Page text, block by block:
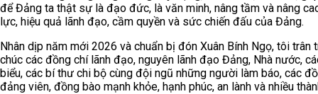
để Đảng ta thật sự là đạo đức, là văn minh, nâng tầm và nâng
lực, hiệu quả lãnh đạo, cầm quyền và sức chiến đấu của Đảng.
Nhân dịp năm mới 2026 và chuẩn bị đón Xuân Bính Ngọ, tôi trân
chúc các đồng chí lãnh đạo, nguyên lãnh đạo Đảng, Nhà nước,
biểu, các bí thư chi bộ cùng đội ngũ những người làm báo, các
đảng viên, đồng bào mạnh khỏe, hạnh phúc, an lành và nhiều